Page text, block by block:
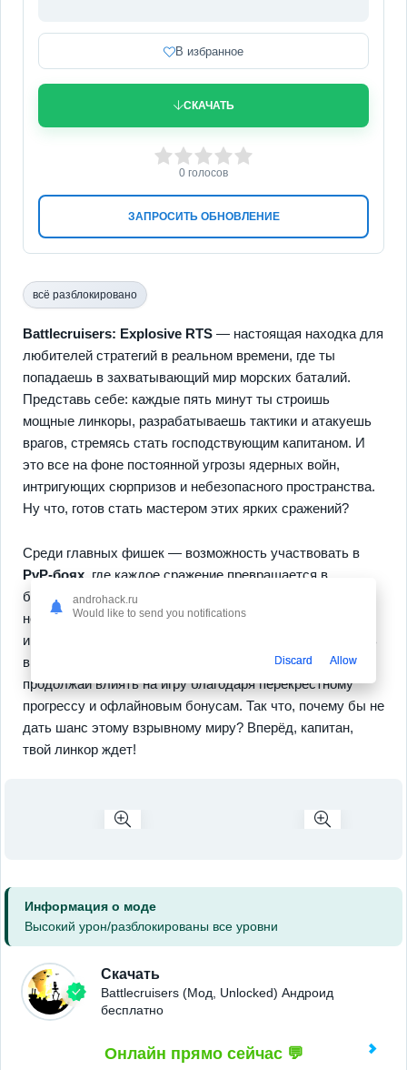
В избранное
СКАЧАТЬ
ЗАПРОСИТЬ ОБНОВЛЕНИЕ
3 4 5
0 голосов
всё разблокировано
Battlecruisers: Explosive RTS — настоящая находка для
любителей стратегий в реальном времени, где ты
попадаешь в захватывающий мир морских баталий.
Представь себе: каждые пять минут ты строишь
мощные линкоры, разрабатываешь тактики и атакуешь
врагов, стремясь стать господствующим капитаном. И
это все на фоне постоянной угрозы ядерных войн,
интригующих сюрпризов и небезопасного пространства.
Ну что, готов стать мастером этих ярких сражений?
Среди главных фишек — возможность участвовать в
PvP-боях , где каждое сражение превращается в
безумный танец стратегий и неожиданных ходов. А еще
не забывай орежиме строительства
инженерные навыки могут превратить обычный корабль
в неприступный бастион. Даже когда ты не играешь,
продолжай влиять на игру благодаря перекрестному
прогрессу и офлайновым бонусам. Так что, почему бы не
дать шанс этому взрывному миру? Вперёд, капитан,
твой линкор ждет!
Информация о моде
Высокий урон/разблокированы все уровни
Скачать
Battlecruisers (Мод, Unlocked) Андроид
бесплатно
Онлайн прямо сейчас 💬
androhack.ru
Would like to send you notifications
Discard Allow